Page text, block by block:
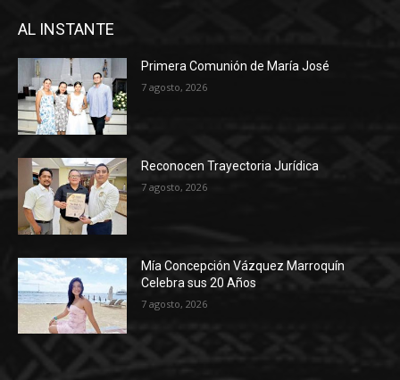
AL INSTANTE
Primera Comunión de María José
7 agosto, 2026
Reconocen Trayectoria Jurídica
7 agosto, 2026
Mía Concepción Vázquez Marroquín
Celebra sus 20 Años
7 agosto, 2026